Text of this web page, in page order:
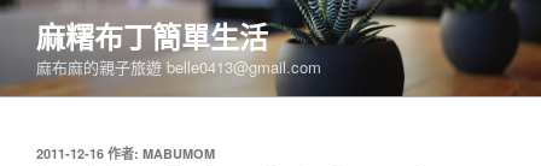
跳
要
麻糬布丁簡單生活
麻布麻的親子旅遊 belle0413@gmail.com
發
2011-12-16 作者: MABUMOM